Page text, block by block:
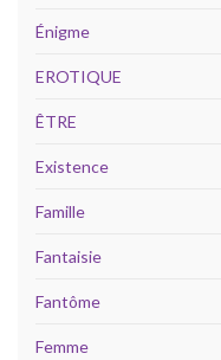
Énigme
EROTIQUE
ÊTRE
Existence
Famille
Fantaisie
Fantôme
Femme